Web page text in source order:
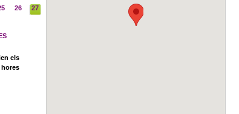
26
27
els
hores